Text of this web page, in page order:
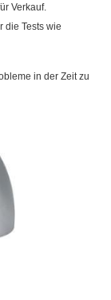
Verkauf.
die Tests wie
in der Zeit zu